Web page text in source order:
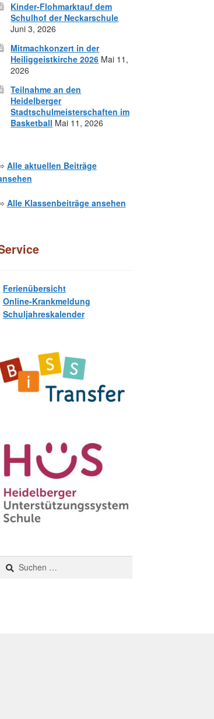
Kinder-Flohmarktauf dem
Schulhof der Neckarschule
Juni 3, 2026
Mitmachkonzert in der
Heiliggeistkirche 2026 Mai 11,
2026
Teilnahme an den
Heidelberger
Stadtschulmeisterschaften im
Basketball Mai 11, 2026
Alle aktuellen Beiträge
Alle Klassenbeiträge ansehen
Ferienübersicht
Online-Krankmeldung
Schuljahreskalender
Suchen
nach: